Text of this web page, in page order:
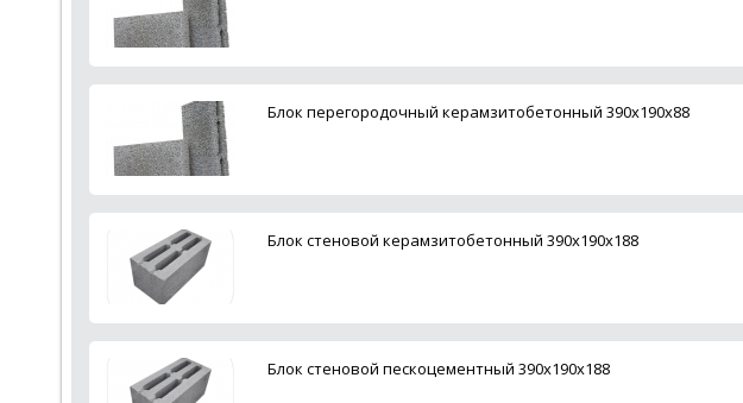
Блок перегородочный керамзитобетонный 390х190х88
Блок стеновой керамзитобетонный 390х190х188
Блок стеновой пескоцементный 390х190х188